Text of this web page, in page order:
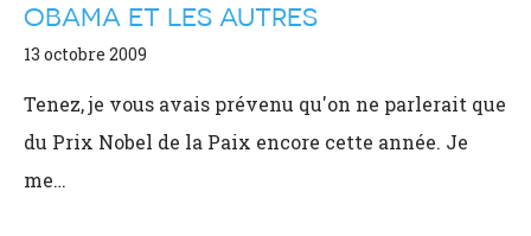
OBAMA ET LES AUTRES
13 octobre 2009
Tenez, je vous avais prévenu qu'on ne parlerait que
du Prix Nobel de la Paix encore cette année. Je
me…